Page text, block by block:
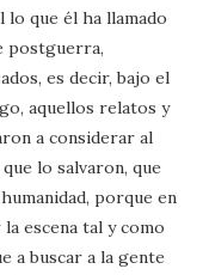
que él ha llamado
postguerra,
es decir, bajo el
aquellos relatos y
a considerar al
lo salvaron, que
porque en
escena tal y como
a buscar a la gente